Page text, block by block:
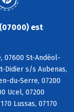
est
07600 St-Andéol-
Didier s/s Aubenas,
du-Serre, 07200
Ucel, 07200
Lussas, 07170